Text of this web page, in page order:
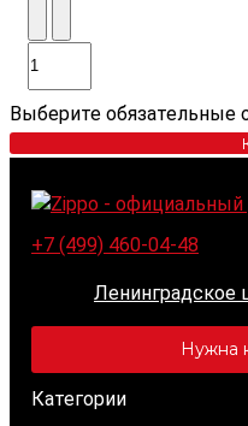
Выберите обязательные
+7 (499) 460-04-48
Ленинградское
Нужна
Категории